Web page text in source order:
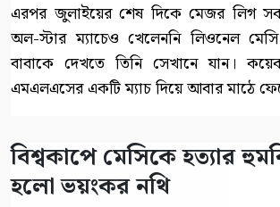
এরপর জুলাইয়ের শেষ দিকে মেজর লিগ
অল-স্টার ম্যাচেও খেলেননি লিওনেল
বাবাকে দেখতে তিনি সেখানে যান।
এমএলএসের একটি ম্যাচ দিয়ে আবার মাঠে
বিশ্বকাপে মেসিকে হত্যার
হলো ভয়ংকর নথি